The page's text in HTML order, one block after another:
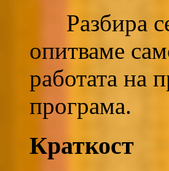
Разбира
опитваме
работата на
програма.
Краткост